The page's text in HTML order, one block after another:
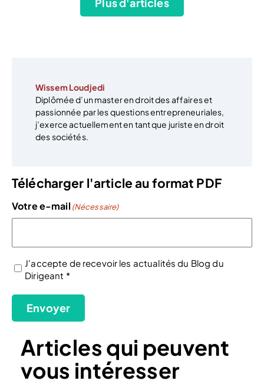
Wissem Loudjedi
Diplômée d’un master en droit des affaires et
passionnée par les questions entrepreneuriales,
j’exerce actuellement en tant que juriste en droit
des sociétés.
Télécharger l'article au format PDF
Votre e-mail (Nécessaire)
(Nécessaire)
J'accepte de recevoir les actualités du Blog du
Dirigeant *
Envoyer
Articles qui peuvent
vous intéresser